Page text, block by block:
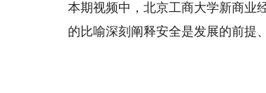
本期视频中，北京工商大学新商业
的比喻深刻阐释安全是发展的前提